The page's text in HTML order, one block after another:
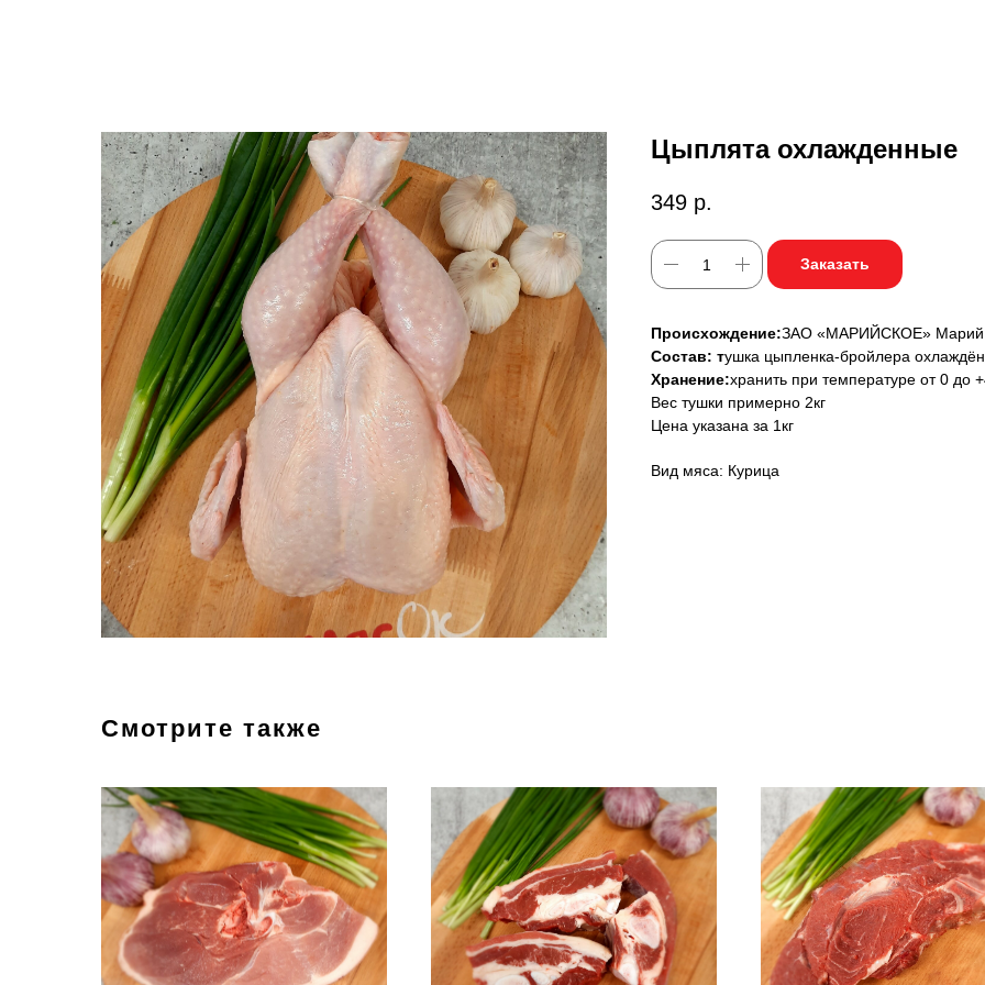
Цыплята охлажденные
349 р.
Заказать
Происхождение:ЗАО «МАРИЙСКОЕ»
Состав: тушка цыпленка-бройлера
Хранение:хранить при температуре от 0 до
Вес тушки примерно 2кг
Цена указана за 1кг
Вид мяса: Курица
Смотрите также